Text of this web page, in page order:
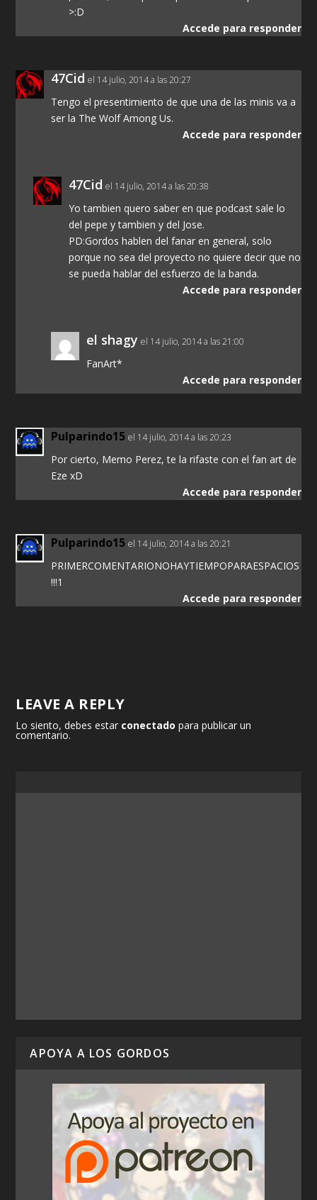
>:D
Accede para responder
47Cid el 14 julio, 2014 a las 20:27
Tengo el presentimiento de que una de las minis va a
ser la The Wolf Among Us.
Accede para responder
47Cid el 14 julio, 2014 a las 20:38
Yo tambien quero saber en que podcast sale lo
del pepe y tambien y del Jose.
PD:Gordos hablen del fanar en general, solo
porque no sea del proyecto no quiere decir que no
se pueda hablar del esfuerzo de la banda.
Accede para responder
el shagy el 14 julio, 2014 a las 21:00
FanArt*
Accede para responder
Pulparindo15 el 14 julio, 2014 a las 20:23
Por cierto, Memo Perez, te la rifaste con el fan art de
Eze xD
Accede para responder
Pulparindo15 el 14 julio, 2014 a las 20:21
PRIMERCOMENTARIONOHAYTIEMPOPARAESPACIOS
!!!1
Accede para responder
LEAVE A REPLY
Lo siento, debes estar conectado para publicar un
comentario.
APOYA A LOS GORDOS